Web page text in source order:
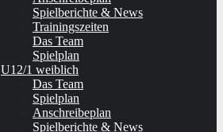
Spielberichte & News
Trainingszeiten
Das Team
Spielplan
U12/1 weiblich
Das Team
Spielplan
Anschreibeplan
Spielberichte & News